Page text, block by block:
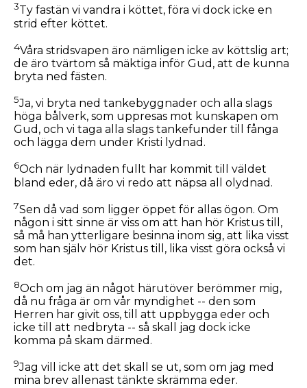
3Ty fastän vi vandra i köttet, föra vi dock icke en
strid efter köttet.
4Våra stridsvapen äro nämligen icke av köttslig art;
de äro tvärtom så mäktiga inför Gud, att de kunna
bryta ned fästen.
5Ja, vi bryta ned tankebyggnader och alla slags
höga bålverk, som uppresas mot kunskapen om
Gud, och vi taga alla slags tankefunder till fånga
och lägga dem under Kristi lydnad.
6Och när lydnaden fullt har kommit till väldet
bland eder, då äro vi redo att näpsa all olydnad.
7Sen då vad som ligger öppet för allas ögon. Om
någon i sitt sinne är viss om att han hör Kristus till,
så må han ytterligare besinna inom sig, att lika visst
som han själv hör Kristus till, lika visst göra också vi
det.
8Och om jag än något härutöver berömmer mig,
då nu fråga är om vår myndighet -- den som
Herren har givit oss, till att uppbygga eder och
icke till att nedbryta -- så skall jag dock icke
komma på skam därmed.
9Jag vill icke att det skall se ut, som om jag med
mina brev allenast tänkte skrämma eder.